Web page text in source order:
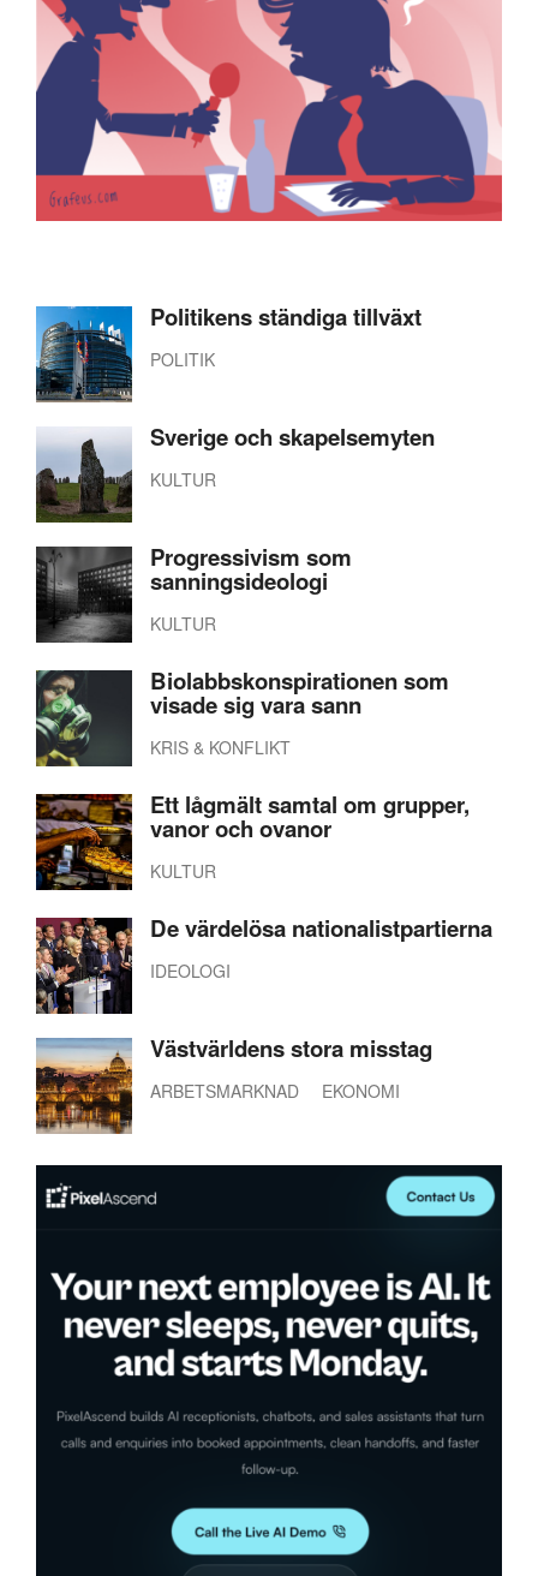
Politikens ständiga tillväxt
POLITIK
Sverige och skapelsemyten
KULTUR
Progressivism som
sanningsideologi
KULTUR
Biolabbskonspirationen som
visade sig vara sann
KRIS & KONFLIKT
Ett lågmält samtal om grupper,
vanor och ovanor
KULTUR
De värdelösa nationalistpartierna
IDEOLOGI
Västvärldens stora misstag
ARBETSMARKNAD EKONOMI